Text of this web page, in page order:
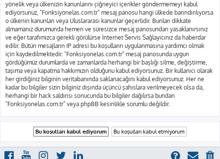
yönelik veya ülkenizin kanunlarını çiğneyici içerikler göndermemeyi kabul
ediyorsunuz, "Fonksiyonelas.com.tr" mesaj panosu hangi ülkede barındırılıyorsa
o ülkenin kanunları veya Uluslararası kanunlar geçerlidir. Bunları dikkate
almamanız durumunda hemen ve süresizce mesaj panosundan yasaklanırsınız
ve eğer tarafımızca gerekli görülürse İnternet Servis Sağlayıcınız da haberdar
edilir. Bütün mesajların IP adresi bu koşulların uygulanmasına yardımcı olmak
için kaydedilmektedir. "Fonksiyonelas.com.tr" mesaj panosunda uygun
gördüğümüz durumlarda ve zamanlarda herhangi bir başlığı silme, değiştirme,
taşıma veya kapatma hakkımızın olduğunu kabul ediyorsunuz. Bir kullanıcı olarak
her girdiğiniz bilginin veritabanında saklanacağını kabul ediyorsunuz. Her ne
kadar bu bilgiler sizin bilginiz dışında üçüncü şahıslara verilmeyecek olsa da,
herhangi bir hack saldırısı sonucunda bu bilgiler dağılırsa bundan
"Fonksiyonelas.com.tr" veya phpBB kesinlikle sorumlu değildir.